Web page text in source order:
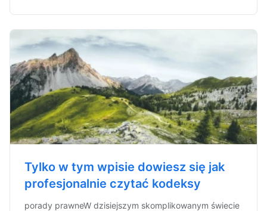
Tylko w tym wpisie dowiesz się jak
profesjonalnie czytać kodeksy
porady prawneW dzisiejszym skomplikowanym świecie